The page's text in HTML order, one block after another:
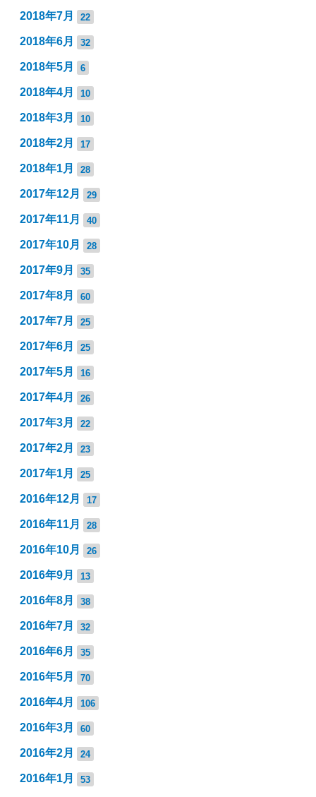
2018年7月 22
2018年6月 32
2018年5月 6
2018年4月 10
2018年3月 10
2018年2月 17
2018年1月 28
2017年12月 29
2017年11月 40
2017年10月 28
2017年9月 35
2017年8月 60
2017年7月 25
2017年6月 25
2017年5月 16
2017年4月 26
2017年3月 22
2017年2月 23
2017年1月 25
2016年12月 17
2016年11月 28
2016年10月 26
2016年9月 13
2016年8月 38
2016年7月 32
2016年6月 35
2016年5月 70
2016年4月 106
2016年3月 60
2016年2月 24
2016年1月 53